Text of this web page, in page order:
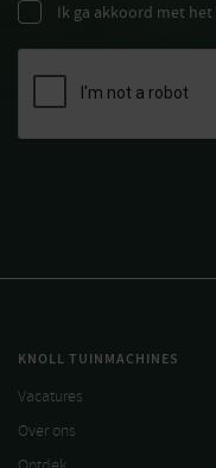
Ik ga akkoord met het
KNOLL TUINMACHINES
Vacatures
Over ons